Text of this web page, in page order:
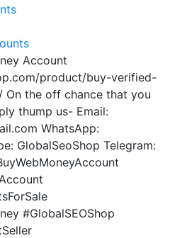
Account
product/buy-verified-
On the off chance that you
thump us- Email:
WhatsApp:
GlobalSeoShop Telegram:
#GlobalSEOShop